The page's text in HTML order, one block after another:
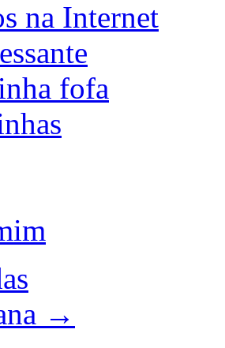
na Internet
fofa
→